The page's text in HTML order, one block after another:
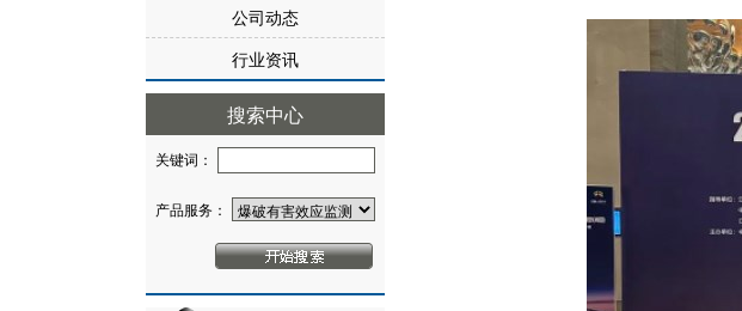
公司动态
行业资讯
搜索中心
关键词：
产品服务：